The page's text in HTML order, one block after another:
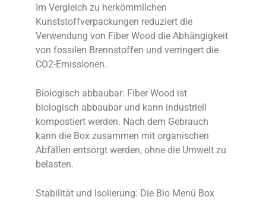
Im Vergleich zu herkömmlichen
Kunststoffverpackungen reduziert die
Verwendung von Fiber Wood die Abhängigkeit
von fossilen Brennstoffen und verringert die
CO2-Emissionen.
Biologisch abbaubar: Fiber Wood ist
biologisch abbaubar und kann industriell
kompostiert werden. Nach dem Gebrauch
kann die Box zusammen mit organischen
Abfällen entsorgt werden, ohne die Umwelt zu
belasten.
Stabilität und Isolierung: Die Bio Menü Box